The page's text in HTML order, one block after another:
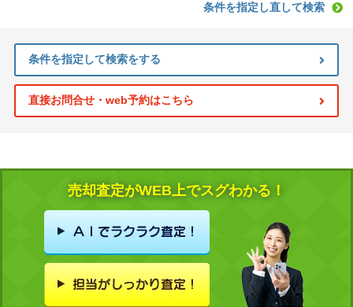
条件を指定し直して検索
条件を指定して検索をする
直接お問合せ・web予約はこちら
売却査定がWEB上でスグわかる！